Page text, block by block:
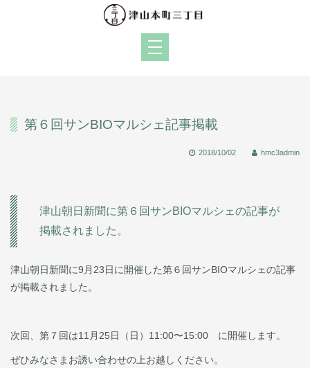
第６回サンBIOマルシェ記事掲載
2018/10/02 hmc3admin
津山朝日新聞に第６回サンBIOマルシェの記事が
掲載されました。
津山朝日新聞に9月23日に開催した第６回サンBIOマルシェの記事
が掲載されました。
次回、第７回は11月25日（日）11:00〜15:00 に開催します。
ぜひみなさまお誘い合わせの上お越しください。